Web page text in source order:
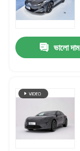
ভালো দাম